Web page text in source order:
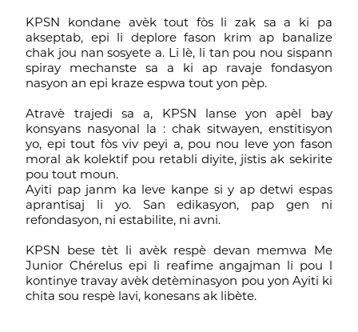
KPSN kondane avèk tout fòs li zak sa a ki pa
akseptab, epi li deplore fason krim ap banalize
chak jou nan sosyete a. Li lè, li tan pou nou sispann
spiray mechanste sa a ki ap ravaje fondasyon
nasyon an epi kraze espwa tout yon pèp.
Atravè trajedi sa a, KPSN lanse yon apèl bay
konsyans nasyonal la : chak sitwayen, enstitisyon
yo, epi tout fòs viv peyi a, pou nou leve yon fason
moral ak kolektif pou retabli diyite, jistis ak sekirite
pou tout moun.
Ayiti pap janm ka leve kanpe si y ap detwi espas
aprantisaj li yo. San edikasyon, pap gen ni
refondasyon, ni estabilite, ni avni.
KPSN bese tèt li avèk respè devan memwa Me
Junior Chérelus epi li reafime angajman li pou l
kontinye travay avèk detèminasyon pou yon Ayiti ki
chita sou respè lavi, konesans ak libète.